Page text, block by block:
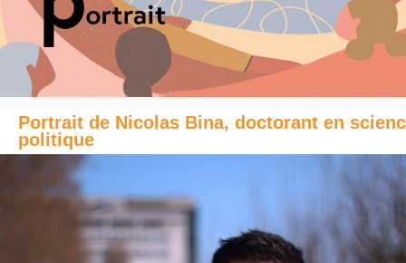
Portrait de Nicolas Bina, doctorant en
politique